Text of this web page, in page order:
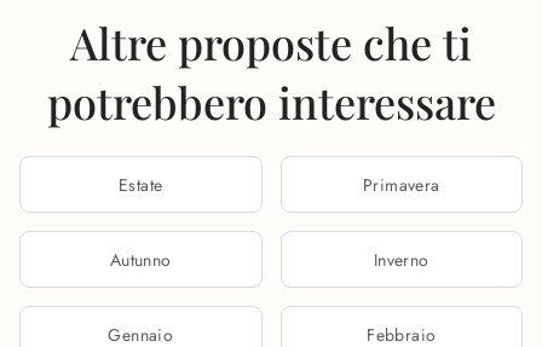
Altre proposte che ti
potrebbero interessare
Estate Primavera
Autunno Inverno
Gennaio Febbraio